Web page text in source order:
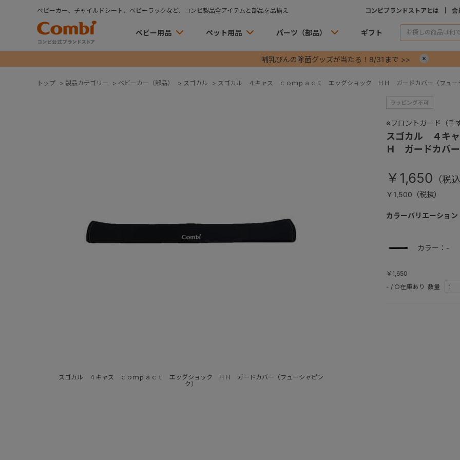
ベビーカー、チャイルドシート、ベビーラックなど、コンビ製品全アイテムと部品を品揃え コンビブランドストアとは 会
ベビー用品 ペット用品 パーツ（部品） ギフト
哺乳びんの除菌グッズが当たる！8/31まで >>
トップ > 製品カテゴリー > ベビーカー（部品） > スゴカル > スゴカル ４キャス ｃｏｍｐａｃｔ エッグショック ＨＨ ガードカバー（フュー
スゴカル ４キャス ｃｏｍｐａｃｔ エッグショック ＨＨ ガードカバー（フューシャピン
ク）
※フロントガード（手
スゴカル ４キ
Ｈ ガードカバー
￥1,650
￥1,500（税抜）
カラーバリエーション
カラー：-
￥1,650
- / ○在庫あり 数量